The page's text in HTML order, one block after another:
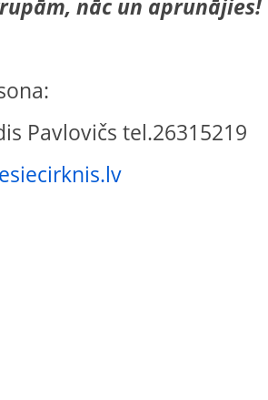
nāc un aprunājies!
Pavlovičs tel.26315219